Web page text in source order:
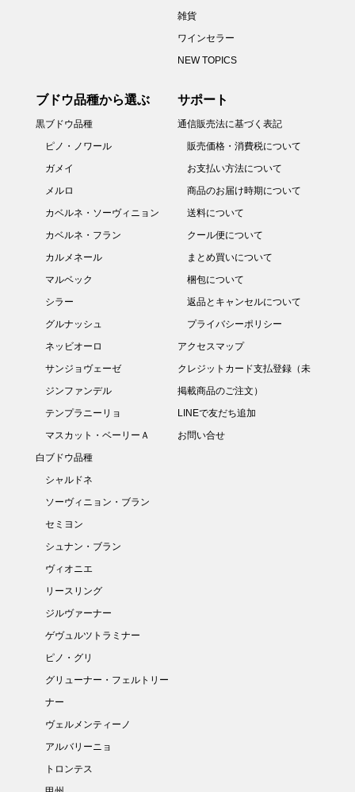
雑貨
ワインセラー
NEW TOPICS
ブドウ品種から選ぶ
黒ブドウ品種
ピノ・ノワール
ガメイ
メルロ
カベルネ・ソーヴィニョン
カベルネ・フラン
カルメネール
マルベック
シラー
グルナッシュ
ネッビオーロ
サンジョヴェーゼ
ジンファンデル
テンプラニーリョ
マスカット・ベーリーＡ
白ブドウ品種
シャルドネ
ソーヴィニョン・ブラン
セミヨン
シュナン・ブラン
ヴィオニエ
リースリング
ジルヴァーナー
ゲヴュルツトラミナー
ピノ・グリ
グリューナー・フェルトリー
ナー
ヴェルメンティーノ
アルバリーニョ
トロンテス
サポート
通信販売法に基づく表記
販売価格・消費税について
お支払い方法について
商品のお届け時期について
送料について
クール便について
まとめ買いについて
梱包について
返品とキャンセルについて
プライバシーポリシー
アクセスマップ
クレジットカード支払登録（未
掲載商品のご注文）
LINEで友だち追加
お問い合せ